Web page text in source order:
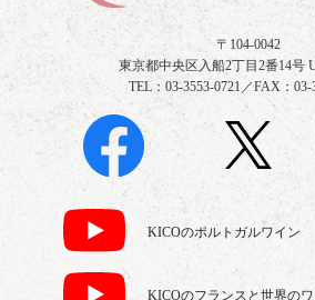
〒104-0042
東京都中央区入船2丁目2番14号
TEL：03-3553-0721／FAX：03-
KICOのポルトガルワイン
KICOのフランスと世界の